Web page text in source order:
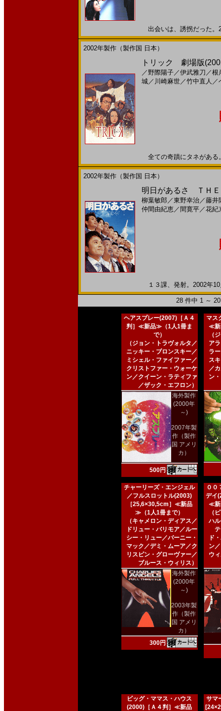
出会いは、誘拐だった
2002年製作（製作国 日本）
トリック 劇場版
／ 野際陽子／伊武雅刀 ／根
城／ 川崎麻世／竹中直人 ／
全ての奇蹟にタネがあ
2002年製作（製作国 日本）
明日があるさ ＴＨ
柳葉敏郎 ／東野幸治／藤井
仲間由紀恵／ 間寛平／花紀
１３課、発射。2002年
28 件中 1 ～
ヘアスプレー(2007)［Ａ４
判］≪新品≫（1人1冊ま
で）
（ジョン・トラヴォルタ／
ニッキー・ブロンスキー／
ミシェル・ファイファー／
クリストファー・ウォーケ
ン／クイーン・ラティファ
／ザック・エフロン）
海外製作
(2000年
～)
2007年製
作（製作
国 アメリ
カ）
500円
マス
≪新
（
ア
ラ
ス
／
ン
チャーリーズ・エンジェル
／フルスロットル(2003)
［25,6×30,5cm］≪新品
≫（1人1冊まで）
（キャメロン・ディアス／
ドリュー・バリモア／ルー
シー・リュー／バーニー・
マック／デミ・ムーア／ク
リスピン・グローヴァー／
ブルース・ウィリス）
海外製作
(2000年
～)
2003年製
作（製作
国 アメリ
カ）
300円
００
デイ
≪新
（
ハ
ド
ン
ウ
ビッグ・ママス・ハウス
(2000)［Ａ４判］≪新品
サマ